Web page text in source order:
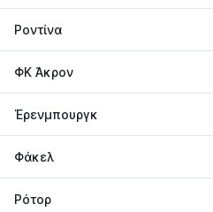
Ροντίνα
ΦΚ Άκρον
Έρενμπουργκ
Φάκελ
Ρότορ